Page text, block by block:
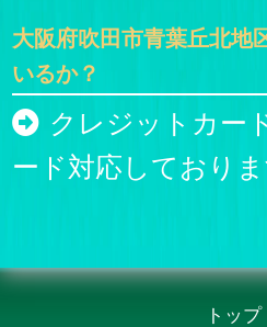
大阪府吹田市青葉丘北地
いるか？
クレジットカー
ード対応しておりま
トップ